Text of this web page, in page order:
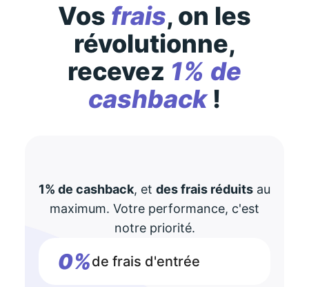
Vos frais, on les
révolutionne,
recevez 1% de
cashback!
1% de cashback, et des frais réduits au
maximum. Votre performance, c'est
notre priorité.
0%de frais d'entrée